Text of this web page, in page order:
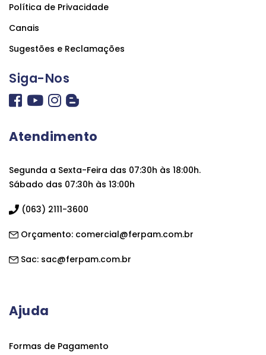
Política de Privacidade
Canais
Sugestões e Reclamações
Siga-Nos
Atendimento
Segunda a Sexta-Feira das 07:30h às 18:00h.
Sábado das 07:30h às 13:00h
(063) 2111-3600
Orçamento: comercial@ferpam.com.br
Sac: sac@ferpam.com.br
Ajuda
Formas de Pagamento